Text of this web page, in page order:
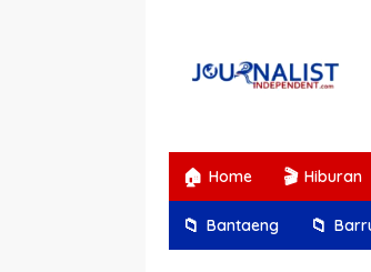
🏠 Home 🎬 Hiburan
📁 Bantaeng 📁